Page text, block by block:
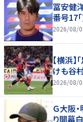
冨安健
番号17
2026/08/
【横浜
けも谷
2026/08/
Ｇ大阪
り開幕